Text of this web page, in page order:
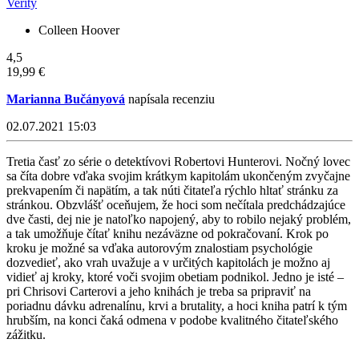
Verity
Colleen Hoover
4,5
19,99 €
Marianna Bučányová napísala recenziu
02.07.2021 15:03
Tretia časť zo série o detektívovi Robertovi Hunterovi. Nočný lovec
sa číta dobre vďaka svojim krátkym kapitolám ukončeným zvyčajne
prekvapením či napätím, a tak núti čitateľa rýchlo hltať stránku za
stránkou. Obzvlášť oceňujem, že hoci som nečítala predchádzajúce
dve časti, dej nie je natoľko napojený, aby to robilo nejaký problém,
a tak umožňuje čítať knihu nezáväzne od pokračovaní. Krok po
kroku je možné sa vďaka autorovým znalostiam psychológie
dozvedieť, ako vrah uvažuje a v určitých kapitolách je možno aj
vidieť aj kroky, ktoré voči svojim obetiam podnikol. Jedno je isté –
pri Chrisovi Carterovi a jeho knihách je treba sa pripraviť na
poriadnu dávku adrenalínu, krvi a brutality, a hoci kniha patrí k tým
hrubším, na konci čaká odmena v podobe kvalitného čitateľského
zážitku.